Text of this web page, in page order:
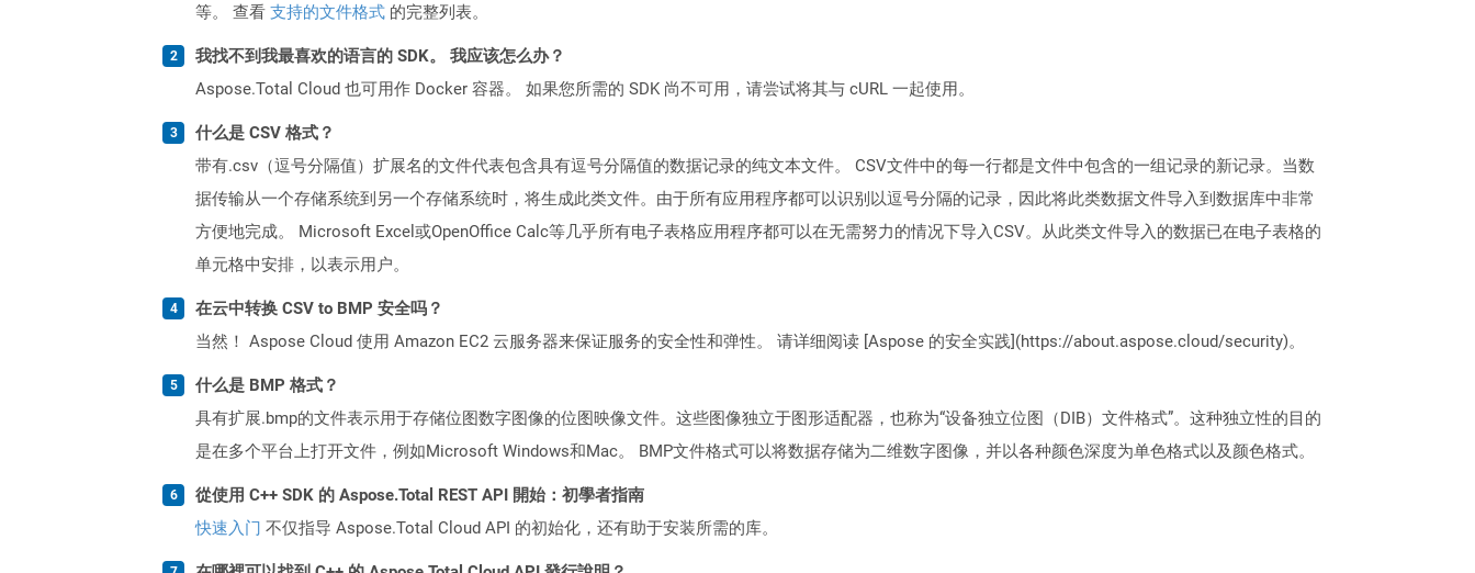
等。 查看 支持的文件格式 的完整列表。
我找不到我最喜欢的语言的 SDK。 我应该怎么办？
Aspose.Total Cloud 也可用作 Docker 容器。 如果您所需的 SDK 尚不可用，请尝试将其与 cURL 一起使用。
什么是 CSV 格式？
带有.csv（逗号分隔值）扩展名的文件代表包含具有逗号分隔值的数据记录的纯文本文件。 CSV文件中的每一行都是文件中包含的一组记录的新记录。当数
据传输从一个存储系统到另一个存储系统时，将生成此类文件。由于所有应用程序都可以识别以逗号分隔的记录，因此将此类数据文件导入到数据库中非常
方便地完成。 Microsoft Excel或OpenOffice Calc等几乎所有电子表格应用程序都可以在无需努力的情况下导入CSV。从此类文件导入的数据已在电子表格的
单元格中安排，以表示用户。
在云中转换 CSV to BMP 安全吗？
当然！ Aspose Cloud 使用 Amazon EC2 云服务器来保证服务的安全性和弹性。 请详细阅读 [Aspose 的安全实践](https://about.aspose.cloud/security)。
什么是 BMP 格式？
具有扩展.bmp的文件表示用于存储位图数字图像的位图映像文件。这些图像独立于图形适配器，也称为“设备独立位图（DIB）文件格式”。这种独立性的目的
是在多个平台上打开文件，例如Microsoft Windows和Mac。 BMP文件格式可以将数据存储为二维数字图像，并以各种颜色深度为单色格式以及颜色格式。
從使用 C++ SDK 的 Aspose.Total REST API 開始：初學者指南
快速入门 不仅指导 Aspose.Total Cloud API 的初始化，还有助于安装所需的库。